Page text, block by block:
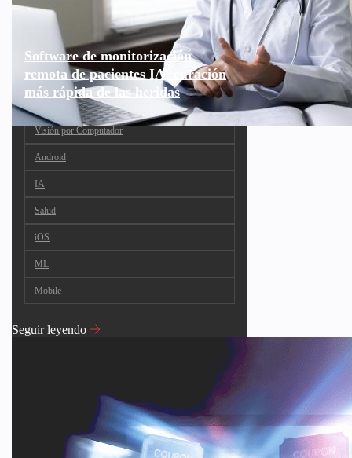
Software de monitorización
remota de pacientes IA: curación
más rápida de las heridas
Visión por Computador
Android
IA
Salud
iOS
ML
Mobile
Seguir leyendo